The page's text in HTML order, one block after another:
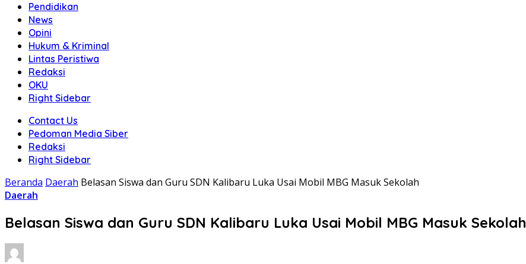
Pendidikan
News
Opini
Hukum & Kriminal
Lintas Peristiwa
Redaksi
OKU
Right Sidebar
Contact Us
Pedoman Media Siber
Redaksi
Right Sidebar
Beranda Daerah Belasan Siswa dan Guru SDN Kalibaru Luka Usai Mobil MBG Masuk Sekolah
Daerah
Belasan Siswa dan Guru SDN Kalibaru Luka Usai Mobil MBG Masuk Sekolah